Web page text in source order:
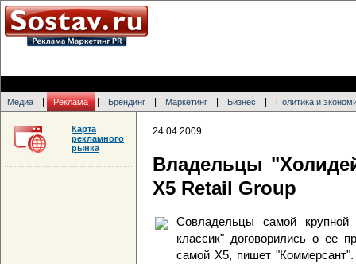
Медиа Реклама Брендинг Маркетинг Бизнес Политика и
24.04.2009
Владельцы
Х5 Retail Group
Совладельцы самой
классик" договорились о ее
самой Х5, пишет
Карта
рекламного
рынка